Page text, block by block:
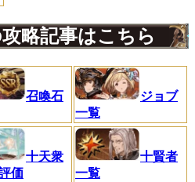
略記事はこちら
召喚石
ジョブ
一覧
十天衆
価
十賢者
一覧